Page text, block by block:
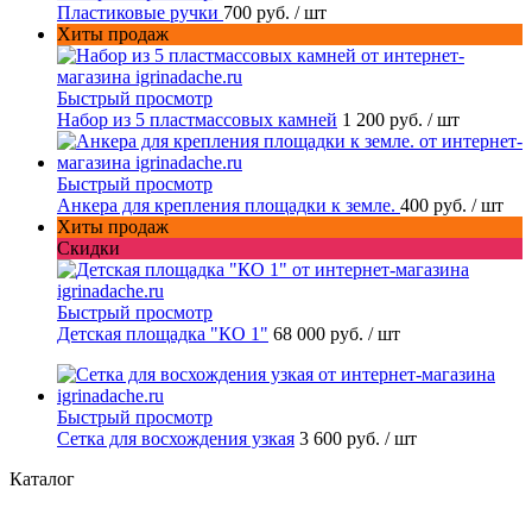
Пластиковые ручки 700 руб. / шт
Хиты продаж
Быстрый просмотр
Набор из 5 пластмассовых камней 1 200 руб. / шт
Быстрый просмотр
Анкера для крепления площадки к земле. 400 руб. / шт
Хиты продаж
Скидки
Быстрый просмотр
Детская площадка "КО 1" 68 000 руб. / шт
Быстрый просмотр
Сетка для восхождения узкая 3 600 руб. / шт
Каталог